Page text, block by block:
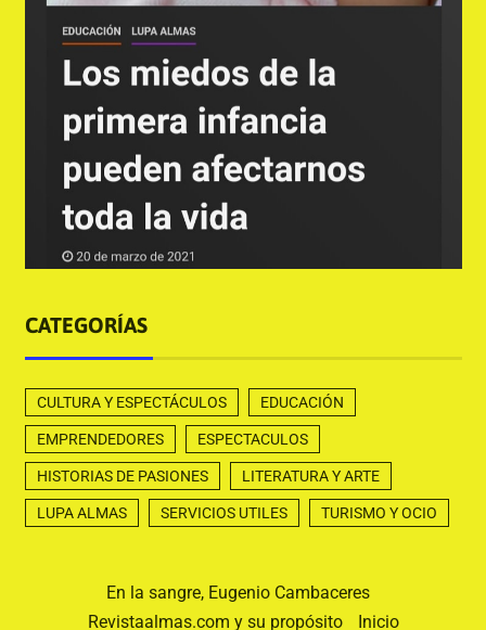
CATEGORÍAS
CULTURA Y ESPECTÁCULOS EDUCACIÓN
EMPRENDEDORES ESPECTACULOS
HISTORIAS DE PASIONES LITERATURA Y ARTE
LUPA ALMAS SERVICIOS UTILES TURISMO Y OCIO
En la sangre, Eugenio Cambaceres
Revistaalmas.com y su propósito
Inicio